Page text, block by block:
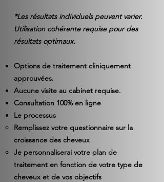
*Les résultats individuels peuvent varier.
Utilisation cohérente requise pour des
résultats optimaux.
Options de traitement cliniquement
approuvées.
Aucune visite au cabinet requise.
Consultation 100% en ligne
Le processus
Remplissez votre questionnaire sur la
croissance des cheveux
Je personnaliserai votre plan de
traitement en fonction de votre type de
cheveux et de vos objectifs